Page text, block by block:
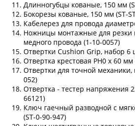
Длинногубцы кованые, 150 мм
Бокорезы кованые, 150 мм (ST-
Кабелерез для провода
Ножницы монтажные для резки
медного провода (1-10-0057)
Отвертки Cushion Grip, набор 6
Отвертка крестовая PH0 x 60 мм
Отвертки для точной механики,
052)
Отвертка - тестер напряжения
66121)
Ключ гаечный разводной с
(ST-0-90-947)